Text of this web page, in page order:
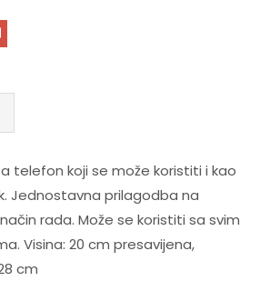
telefon koji se može koristiti i kao
Jednostavna prilagodba na
rada. Može se koristiti sa svim
Visina: 20 cm presavijena,
cm